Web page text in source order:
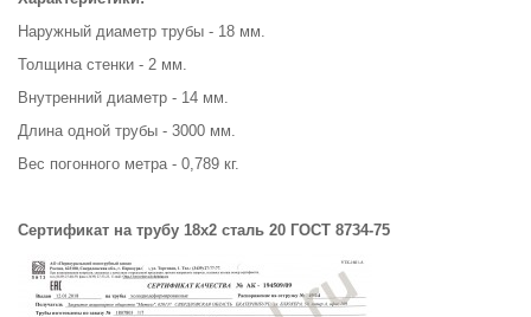
Наружный диаметр трубы - 18 мм.
Толщина стенки - 2 мм.
Внутренний диаметр - 14 мм.
Длина одной трубы - 3000 мм.
Вес погонного метра - 0,789 кг.
Сертификат на трубу 18х2 сталь 20 ГОСТ 8734-75